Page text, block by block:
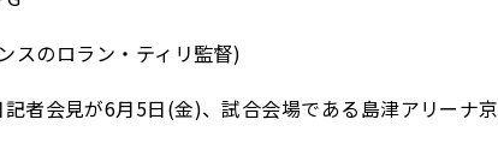
スのロラン・ティリ監督)
者会見が6月5日(金)、試合会場である島津アリーナ